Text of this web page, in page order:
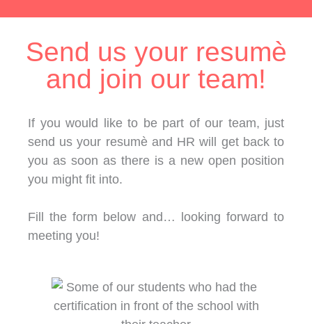
Send us your resumè
and join our team!
If you would like to be part of our team, just
send us your resumè and HR will get back to
you as soon as there is a new open position
you might fit into.
Fill the form below and… looking forward to
meeting you!